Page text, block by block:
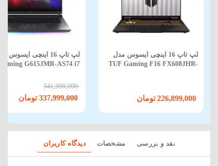
لپ تاپ 16 اینچی ایسوس مدل
TUF Gaming F16 FX608JHR-
لپ‌ تاپ 16 اینچی ایسوس
G615JMR-AS74 i7
RTX5060-WIN 11
341,999,000
نقد و بررسی مشخصات دیدگاه کاربران